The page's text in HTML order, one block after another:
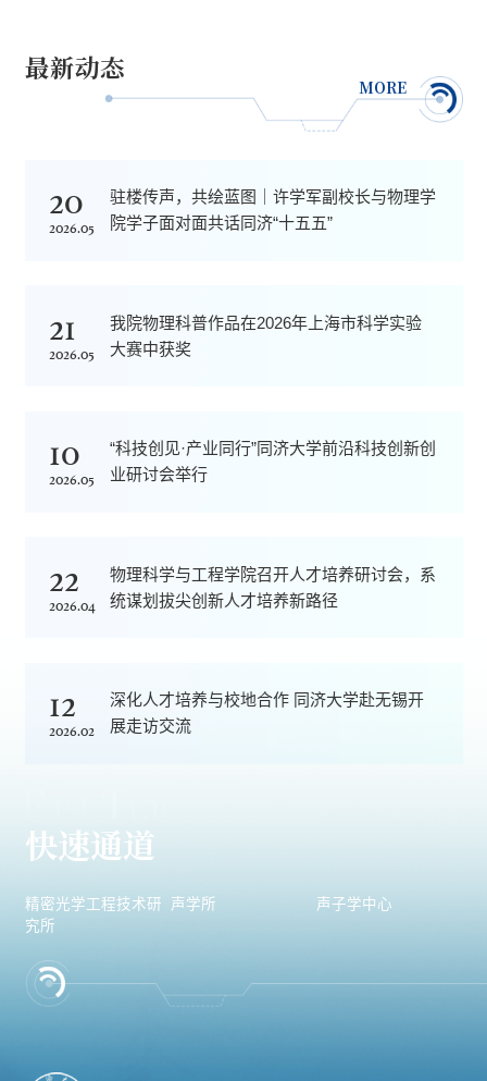
最新动态
MORE
20
2026.05
驻楼传声，共绘蓝图｜许学军副校长与物理学
院学子面对面共话同济“十五五”
21
2026.05
我院物理科普作品在2026年上海市科学实验
大赛中获奖
10
2026.05
“科技创见·产业同行”同济大学前沿科技创新创
业研讨会举行
22
2026.04
物理科学与工程学院召开人才培养研讨会，系
统谋划拔尖创新人才培养新路径
12
2026.02
深化人才培养与校地合作 同济大学赴无锡开
展走访交流
快速通道
精密光学工程技术研
究所
声学所 声子学中心